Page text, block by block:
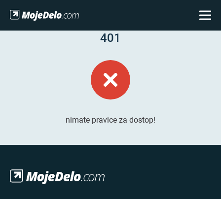
401
nimate pravice za dostop!